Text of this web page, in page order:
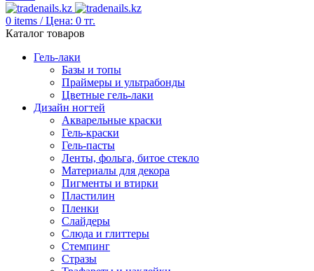
0 items / Цена: 0 тг.
Каталог товаров
Гель-лаки
Базы и топы
Праймеры и ультрабонды
Цветные гель-лаки
Дизайн ногтей
Акварельные краски
Гель-краски
Гель-пасты
Ленты, фольга, битое стекло
Материалы для декора
Пигменты и втирки
Пластилин
Пленки
Слайдеры
Слюда и глиттеры
Стемпинг
Стразы